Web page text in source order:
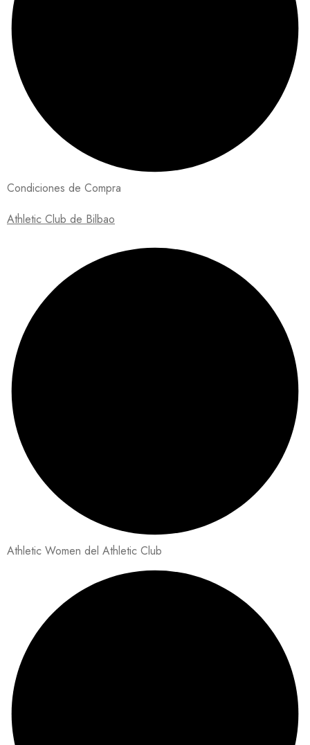
Condiciones de Compra
Athletic Club de Bilbao
Athletic Women del Athletic Club